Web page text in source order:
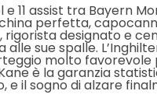
e 11 assist tra Bayern
perfetta,
rigorista designato e
sue spalle.
molto
è la garanzia
e il sogno di alzare